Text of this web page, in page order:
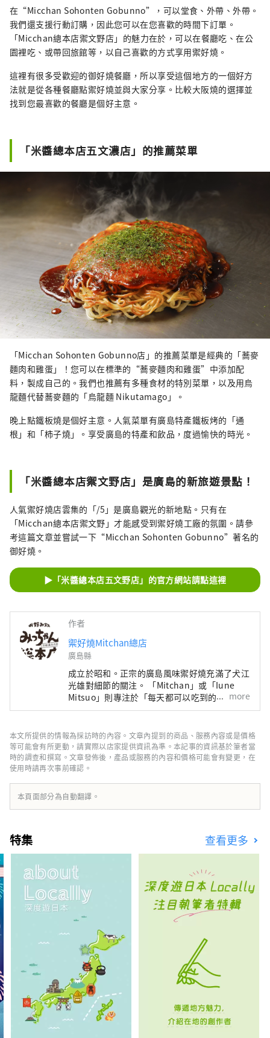
在“Micchan Sohonten Gobunno”，可以堂食、外帶、外帶。
我們還支援行動訂購，因此您可以在您喜歡的時間下訂單。
「Micchan總本店禦文野店」的魅力在於，可以在餐廳吃、在公
園裡吃、或帶回旅館等，以自己喜歡的方式享用禦好燒。
這裡有很多受歡迎的御好燒餐廳，所以享受這個地方的一個好方
法就是從各種餐廳點禦好燒並與大家分享。比較大阪燒的選擇並
找到您最喜歡的餐廳是個好主意。
「米醬總本店五文濃店」的推薦菜單
「Micchan Sohonten Gobunno店」的推薦菜單是經典的「蕎麥
麵肉和雞蛋」！您可以在標準的“蕎麥麵肉和雞蛋”中添加配
料，製成自己的。我們也推薦有多種食材的特別菜單，以及用烏
龍麵代替蕎麥麵的「烏龍麵 Nikutamago」。
晚上點鐵板燒是個好主意。人氣菜單有廣島特產鐵板烤的「通
根」和「柿子燒」。享受廣島的特產和飲品，度過愉快的時光。
「米醬總本店禦文野店」是廣島的新旅遊景點！
人氣禦好燒店雲集的「/5」是廣島觀光的新地點。只有在
「Micchan總本店禦文野」才能感受到禦好燒工廠的氛圍。請參
考這篇文章並嘗試一下“Micchan Sohonten Gobunno”著名的
御好燒。
▶「米醬總本店五文野店」的官方網站請點這裡
作者
禦好燒Mitchan總店
廣島縣
成立於昭和。正宗的廣島風味禦好燒充滿了犬江
光雄對細節的關注。 「Mitchan」或「Iune
Mitsuo」則專注於「每天都可以吃到的輕盈且
永恆的御好燒」。 在不改變傳統風格的前提
more
本文所提供的情報為採訪時的內容。文章內提到的商品、服務內容或是價格
等可能會有所更動，請實際以店家提供資訊為準。本記事的資訊基於筆者當
時的調查和撰寫。文章發佈後，產品或服務的內容和價格可能會有變更，在
使用時請再次事前確認。
本頁面部分為自動翻譯。
特集 查看更多